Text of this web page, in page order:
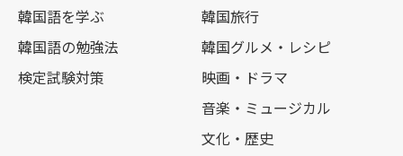
韓国語を学ぶ
韓国語の勉強法
検定試験対策
韓国旅行
韓国グルメ・レシピ
映画・ドラマ
音楽・ミュージカル
文化・歴史